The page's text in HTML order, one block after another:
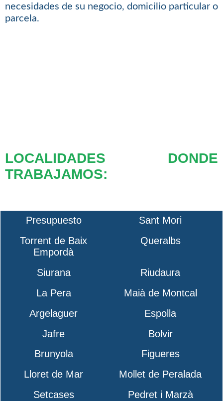
necesidades de su negocio, domicilio particular o
parcela.
LOCALIDADES DONDE
TRABAJAMOS:
Presupuesto
Sant Mori
Torrent de Baix
Empordà
Queralbs
Siurana
Riudaura
La Pera
Maià de Montcal
Argelaguer
Espolla
Jafre
Bolvir
Brunyola
Figueres
Lloret de Mar
Mollet de Peralada
Setcases
Pedret i Marzà